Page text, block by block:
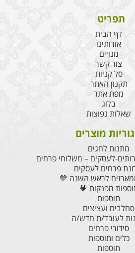
תפריט
דף הבית
אודותינו
מנויים
צור קשר
סל קניות
תקנון האתר
מפת אתר
בלוג
שאלות נפוצות
מוצרים
מתנות לחגים
לעסקים – משלוחי פרחים
פרחים לעסקים
לראש השנה 💛
מפנקות 💗
תוספות
סחלבים ועציצים
לעובד/ת חדש/ה
סידורי פרחים
כלים ותוספות
תוספות